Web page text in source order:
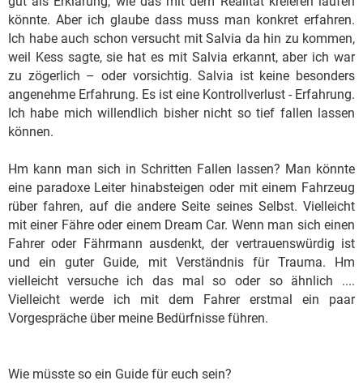
könnte. Aber ich glaube dass muss man konkret erfahren.
Ich habe auch schon versucht mit Salvia da hin zu kommen,
weil Kess sagte, sie hat es mit Salvia erkannt, aber ich war
zu zögerlich – oder vorsichtig. Salvia ist keine besonders
angenehme Erfahrung. Es ist eine Kontrollverlust - Erfahrung.
Ich habe mich willendlich bisher nicht so tief fallen lassen
können.
Hm kann man sich in Schritten Fallen lassen? Man könnte
eine paradoxe Leiter hinabsteigen oder mit einem Fahrzeug
rüber fahren, auf die andere Seite seines Selbst. Vielleicht
mit einer Fähre oder einem Dream Car. Wenn man sich einen
Fahrer oder Fährmann ausdenkt, der vertrauenswürdig ist
und ein guter Guide, mit Verständnis für Trauma. Hm
vielleicht versuche ich das mal so oder so ähnlich ....
Vielleicht werde ich mit dem Fahrer erstmal ein paar
Vorgespräche über meine Bedürfnisse führen.
Wie müsste so ein Guide für euch sein?